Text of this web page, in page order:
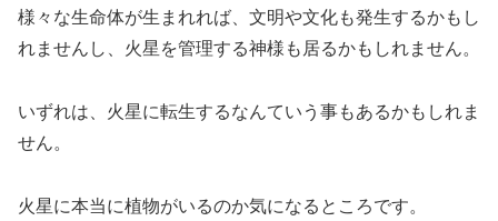
様々な生命体が生まれれば、文明や文化も発生するかもし
れませんし、火星を管理する神様も居るかもしれません。
いずれは、火星に転生するなんていう事もあるかもしれま
せん。
火星に本当に植物がいるのか気になるところです。